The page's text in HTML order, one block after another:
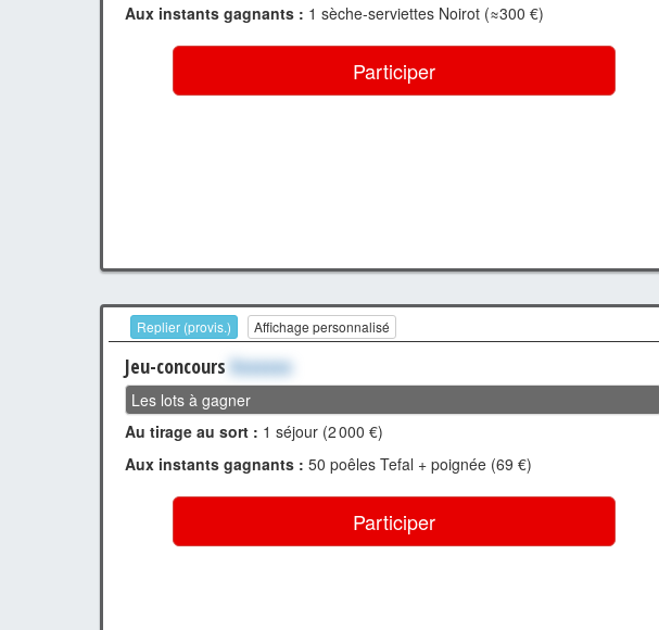
Aux instants gagnants : 1 sèche-serviettes Noirot (≈300 €)
Participer
Replier (provis.) Affichage personnalisé
Jeu-concours Xxxxxxx
Les lots à gagner
Au tirage au sort : 1 séjour (2 000 €)
Aux instants gagnants : 50 poêles Tefal + poignée (69 €)
Participer